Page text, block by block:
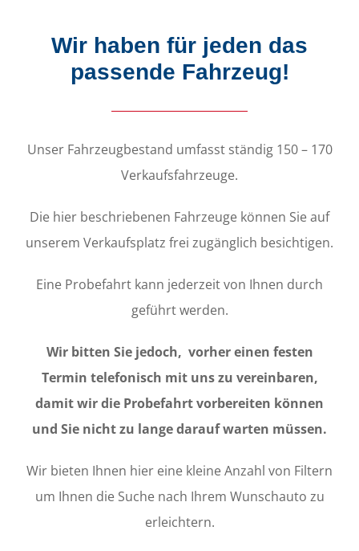
Wir haben für jeden das
passende Fahrzeug!
Unser Fahrzeugbestand umfasst ständig 150 – 170
Verkaufsfahrzeuge.
Die hier beschriebenen Fahrzeuge können Sie auf
unserem Verkaufsplatz frei zugänglich besichtigen.
Eine Probefahrt kann jederzeit von Ihnen durch
geführt werden.
Wir bitten Sie jedoch, vorher einen festen
Termin telefonisch mit uns zu vereinbaren,
damit wir die Probefahrt vorbereiten können
und Sie nicht zu lange darauf warten müssen.
Wir bieten Ihnen hier eine kleine Anzahl von Filtern
um Ihnen die Suche nach Ihrem Wunschauto zu
erleichtern.